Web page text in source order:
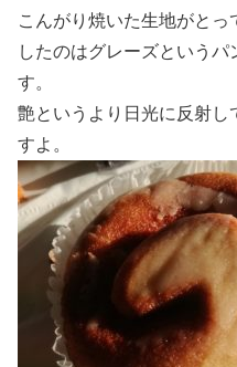
こんがり焼いた生地がとっ
したのはグレーズという
す。
艶というより日光に反射し
すよ。